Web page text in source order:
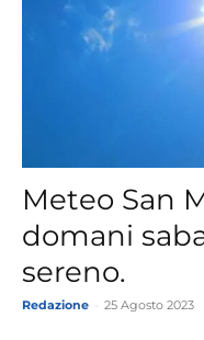
Meteo San
domani
sereno.
Redazione 25 Agosto 2023